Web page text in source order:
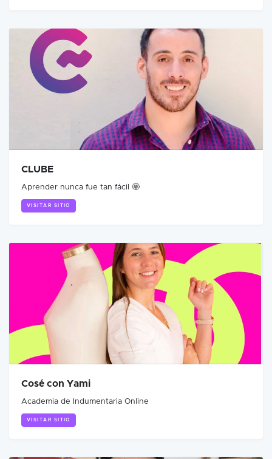
CLUBE
Aprender nunca fue tan fácil 🤩
VISITAR SITIO
Cosé con Yami
Academia de Indumentaria Online
VISITAR SITIO